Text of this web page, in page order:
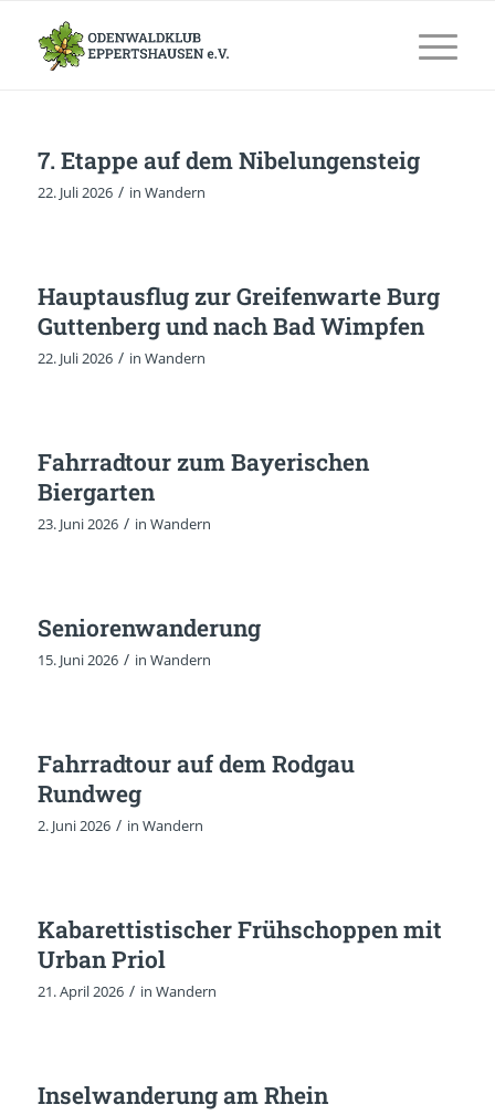
7. Etappe auf dem Nibelungensteig
22. Juli 2026 / in Wandern
Hauptausflug zur Greifenwarte Burg
Guttenberg und nach Bad Wimpfen
22. Juli 2026 / in Wandern
Fahrradtour zum Bayerischen
Biergarten
23. Juni 2026 / in Wandern
Seniorenwanderung
15. Juni 2026 / in Wandern
Fahrradtour auf dem Rodgau
Rundweg
2. Juni 2026 / in Wandern
Kabarettistischer Frühschoppen mit
Urban Priol
21. April 2026 / in Wandern
Inselwanderung am Rhein